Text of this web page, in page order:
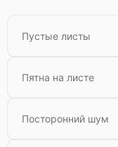
Пустые листы
Пятна на листе
Посторонний шум